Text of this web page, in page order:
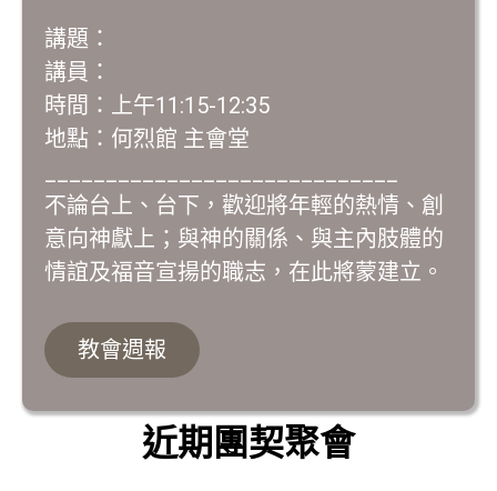
講題：
講員：
時間：上午11:15-12:35
地點：何烈館 主會堂
不論台上、台下，歡迎將年輕的熱情、創
意向神獻上；與神的關係、與主內肢體的
情誼及福音宣揚的職志，在此將蒙建立。
教會週報
近期團契聚會